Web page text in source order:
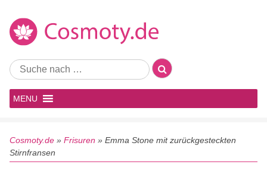
MENU
Cosmoty.de » Frisuren » Emma Stone mit zurückgesteckten
Stirnfransen